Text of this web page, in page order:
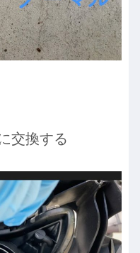
交換する